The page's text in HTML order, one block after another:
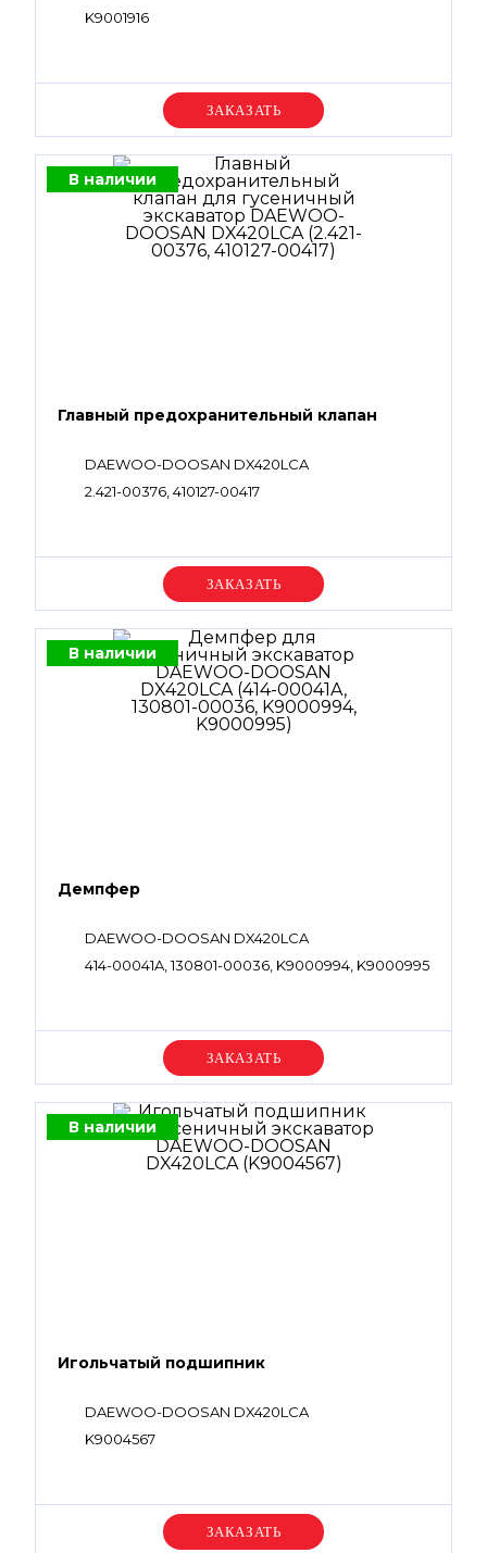
K9001916
Уточняйте цену
В наличии
Главный предохранительный клапан
DAEWOO-DOOSAN DX420LCA
2.421-00376, 410127-00417
Уточняйте цену
В наличии
Демпфер
DAEWOO-DOOSAN DX420LCA
414-00041A, 130801-00036, K9000994, K9000995
Уточняйте цену
В наличии
Игольчатый подшипник
DAEWOO-DOOSAN DX420LCA
K9004567
Уточняйте цену